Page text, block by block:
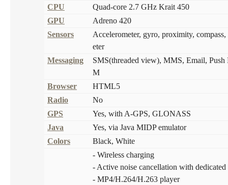
CPU
Quad-core 2.7 GHz Krait 450
GPU
Adreno 420
Sensors
Accelerometer, gyro, proximity, compass,
eter
Messaging
SMS(threaded view), MMS, Email,
M
Browser
HTML5
Radio
No
GPS
Yes, with A-GPS, GLONASS
Java
Yes, via Java MIDP emulator
Colors
Black, White
- Wireless charging
- Active noise cancellation with dedicated
- MP4/H.264/H.263 player